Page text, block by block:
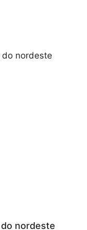
nordeste